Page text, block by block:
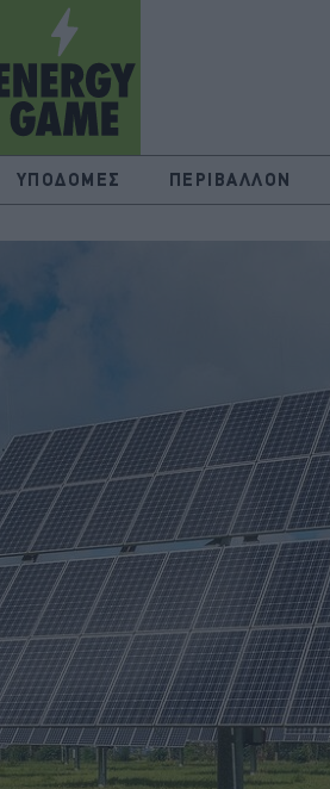
ΥΠΟΔΟΜΕΣ ΠΕΡΙΒΑΛΛΟΝ